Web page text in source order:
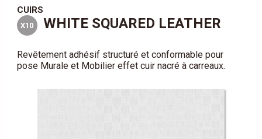
CUIRS
X10 WHITE SQUARED LEATHER
Revêtement adhésif structuré et conformable pour
pose Murale et Mobilier effet cuir nacré à carreaux.